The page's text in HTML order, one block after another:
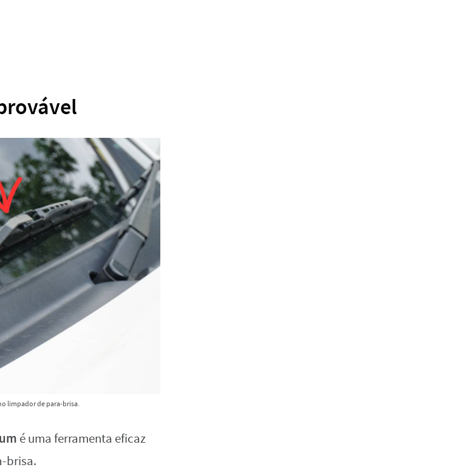
limpador de para-brisa.
é uma ferramenta eficaz
brisa.